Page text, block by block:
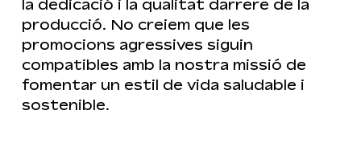
la dedicació i la qualitat darrere de la
producció. No creiem que les
promocions agressives siguin
compatibles amb la nostra missió de
fomentar un estil de vida saludable i
sostenible.